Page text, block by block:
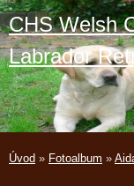
CHS Welsh
Labrador
Úvod » Fotoalbum »